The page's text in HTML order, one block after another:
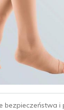
bezpieczeństwa